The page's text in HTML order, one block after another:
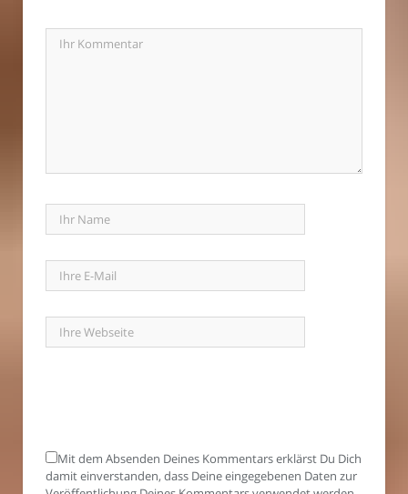
Mit dem Absenden Deines Kommentars erklärst Du Dich
damit einverstanden, dass Deine eingegebenen Daten zur